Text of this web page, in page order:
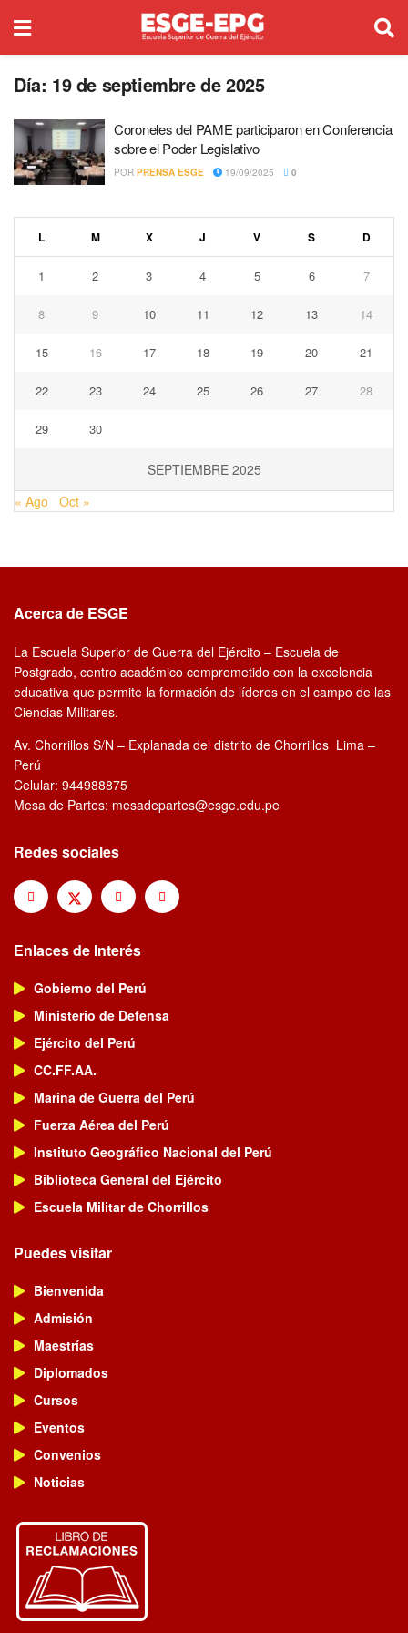
Día: 19 de septiembre de 2025
Coroneles del PAME participaron en Conferencia
sobre el Poder Legislativo
POR PRENSA ESGE 19/09/2025 0
SEPTIEMBRE 2025
L M X J V S D
1 2 3 4 5 6 7
8 9 10 11 12 13 14
15 16 17 18 19 20 21
22 23 24 25 26 27 28
29 30
« Ago Oct »
Acerca de ESGE
La Escuela Superior de Guerra del Ejército – Escuela de
Postgrado, centro académico comprometido con la excelencia
educativa que permite la formación de líderes en el campo de las
Ciencias Militares.
Av. Chorrillos S/N – Explanada del distrito de Chorrillos Lima –
Perú
Celular: 944988875
Mesa de Partes: mesadepartes@esge.edu.pe
Redes sociales
Enlaces de Interés
Gobierno del Perú
Ministerio de Defensa
Ejército del Perú
CC.FF.AA.
Marina de Guerra del Perú
Fuerza Aérea del Perú
Instituto Geográfico Nacional del Perú
Biblioteca General del Ejército
Escuela Militar de Chorrillos
Puedes visitar
Bienvenida
Admisión
Maestrías
Diplomados
Cursos
Eventos
Convenios
Noticias